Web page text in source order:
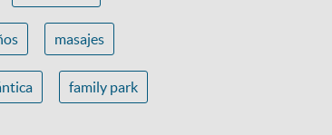
masajes
family park